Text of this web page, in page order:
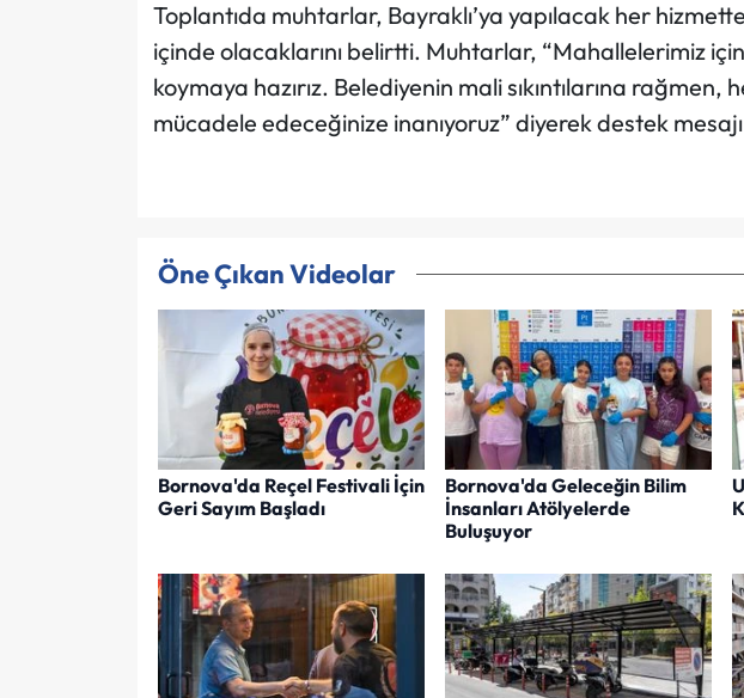
Toplantıda muhtarlar, Bayraklı’ya yapılacak her
içinde olacaklarını belirtti. Muhtarlar, “Mahallelerimiz için
koymaya hazırız. Belediyenin mali sıkıntılarına rağmen,
mücadele edeceğinize inanıyoruz” diyerek destek
Öne Çıkan Videolar
Bornova'da Reçel Festivali İçin
Geri Sayım Başladı
Bornova'da Geleceğin Bilim
İnsanları Atölyelerde
Buluşuyor